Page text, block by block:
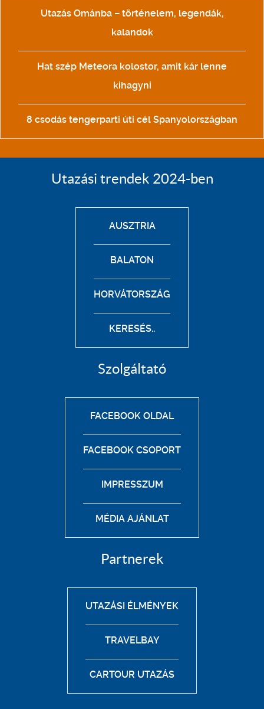
Utazás Ománba – történelem, legendák,
kalandok
Hat szép Meteora kolostor, amit kár lenne
kihagyni
8 csodás tengerparti úti cél Spanyolországban
Utazási trendek 2024-ben
AUSZTRIA
BALATON
HORVÁTORSZÁG
KERESÉS..
Szolgáltató
FACEBOOK OLDAL
FACEBOOK CSOPORT
IMPRESSZUM
MÉDIA AJÁNLAT
Partnerek
UTAZÁSI ÉLMÉNYEK
TRAVELBAY
CARTOUR UTAZÁS